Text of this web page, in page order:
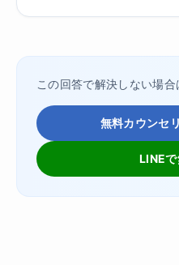
この回答で解決しない場
無料カウンセ
LINE